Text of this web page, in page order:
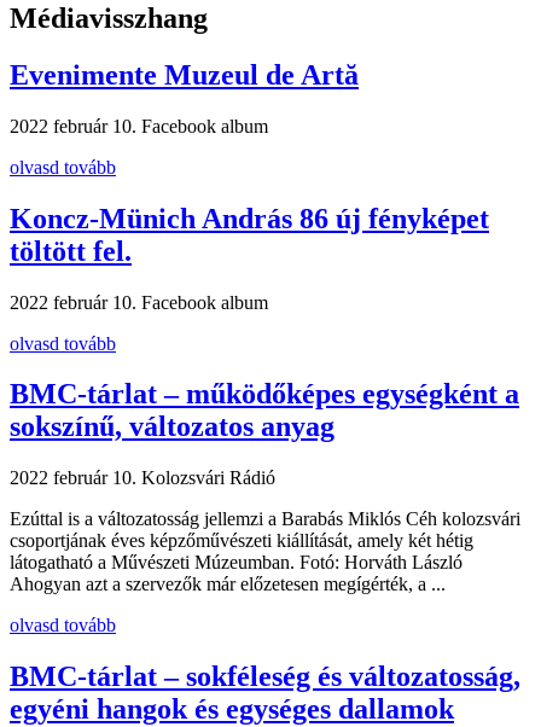
Médiavisszhang
Evenimente Muzeul de Artă
2022 február 10. Facebook album
olvasd tovább
Koncz-Münich András 86 új fényképet
töltött fel.
2022 február 10. Facebook album
olvasd tovább
BMC-tárlat – működőképes egységként a
sokszínű, változatos anyag
2022 február 10. Kolozsvári Rádió
Ezúttal is a változatosság jellemzi a Barabás Miklós Céh kolozsvári
csoportjának éves képzőművészeti kiállítását, amely két hétig
látogatható a Művészeti Múzeumban. Fotó: Horváth László
Ahogyan azt a szervezők már előzetesen megígérték, a ...
olvasd tovább
BMC-tárlat – sokféleség és változatosság,
egyéni hangok és egységes dallamok